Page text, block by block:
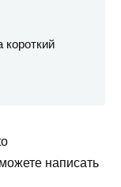
короткий
написать